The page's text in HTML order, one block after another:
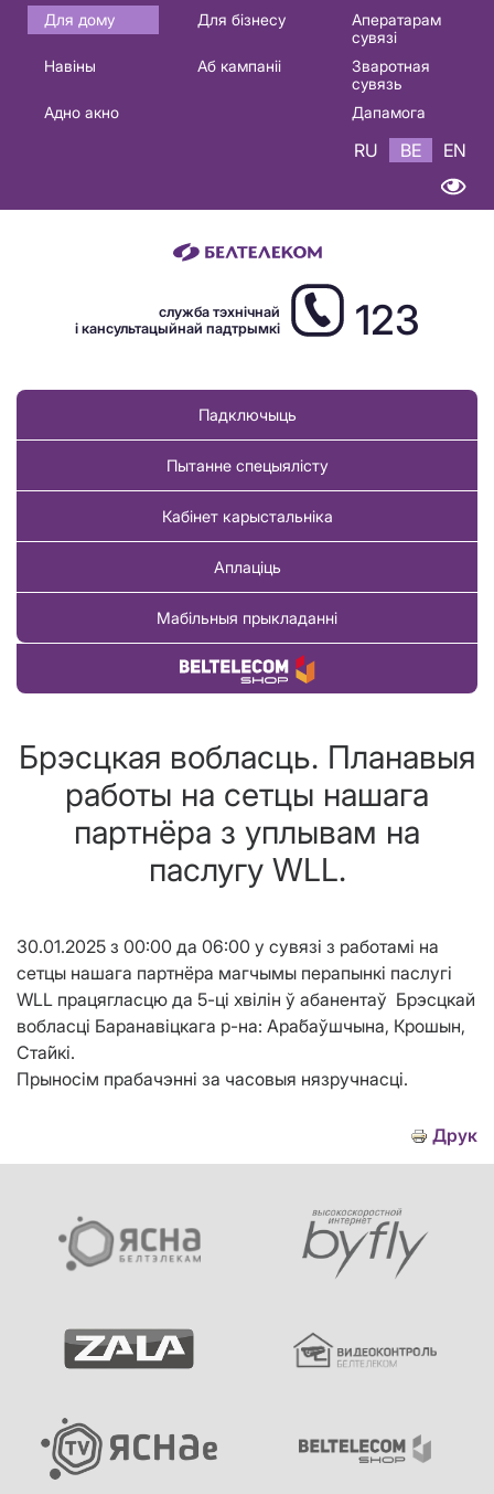
Основная
навигация
Для дому Для бізнесу
Аператарам
сувязі
Навіны
Аб кампаніі
Зваротная
сувязь
Адно акно
Дапамога
RU BE EN
служба тэхнічнай
і кансультацыйнай падтрымкі
123
Падключыць
Пытанне спецыялісту
Кабінет карыстальніка
Аплаціць
Мабільныя прыкладанні
Купіць тавар
Брэсцкая вобласць. Планавыя
работы на сетцы нашага
партнёра з уплывам на
паслугу WLL.
30.01.2025 з 00:00 да 06:00 у сувязі з работамi на
сетцы нашага партнёра магчымы перапынкi паслугі
WLL працягласцю да 5-ці хвілін ў абанентаў Брэсцкай
вобласці Баранавіцкага р-на: Ара́баўшчына, Крошын,
Ста́йкі.
Прыносім прабачэнні за часовыя нязручнасці.
Друк